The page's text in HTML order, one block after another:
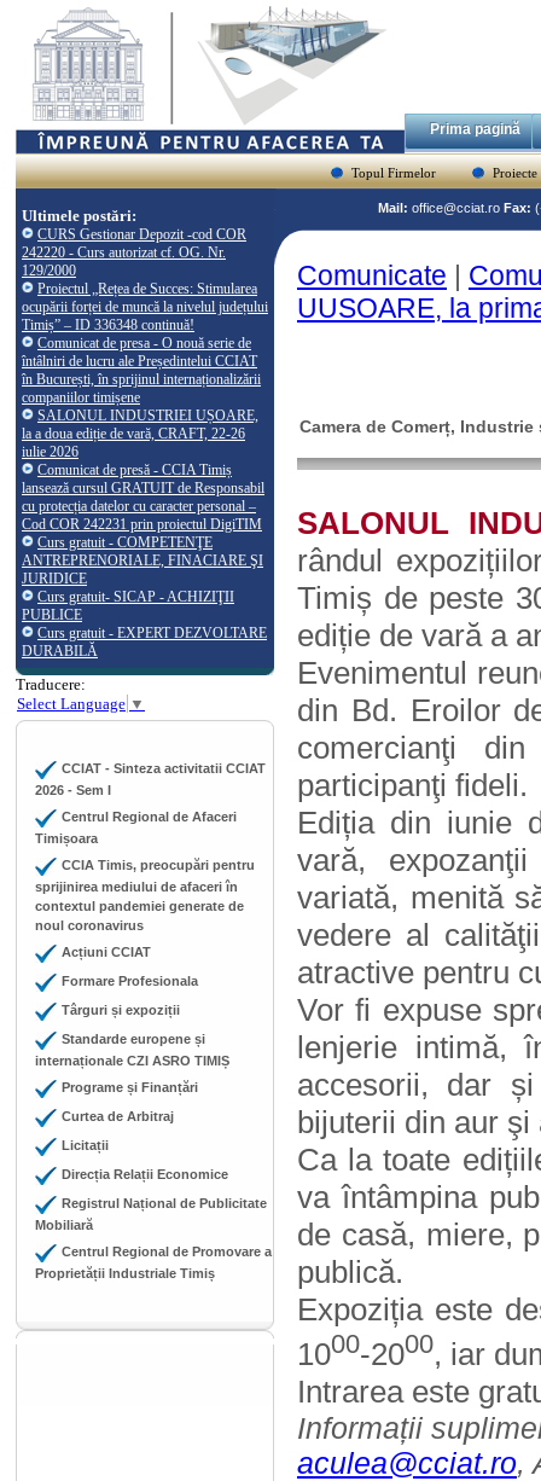
Prima pagină
Topul Firmelor Proiecte
Ultimele postări:
CURS Gestionar Depozit -cod COR
242220 - Curs autorizat cf. OG. Nr.
129/2000
Proiectul „Rețea de Succes: Stimularea
ocupării forței de muncă la nivelul județului
Timiș” – ID 336348 continuă!
Comunicat de presa - O nouă serie de
întâlniri de lucru ale Președintelui CCIAT
în București, în sprijinul internaționalizării
companiilor timișene
SALONUL INDUSTRIEI UȘOARE,
la a doua ediție de vară, CRAFT, 22-26
iulie 2026
Comunicat de presă - CCIA Timiș
lansează cursul GRATUIT de Responsabil
cu protecția datelor cu caracter personal –
Cod COR 242231 prin proiectul DigiTIM
Curs gratuit - COMPETENŢE
ANTREPRENORIALE, FINACIARE ŞI
JURIDICE
Curs gratuit- SICAP - ACHIZIŢII
PUBLICE
Curs gratuit - EXPERT DEZVOLTARE
DURABILĂ
Traducere:
Select Language ▼
CCIAT - Sinteza activitatii CCIAT
2026 - Sem I
Centrul Regional de Afaceri
Timișoara
CCIA Timis, preocupări pentru
sprijinirea mediului de afaceri în
contextul pandemiei generate de
noul coronavirus
Acțiuni CCIAT
Formare Profesionala
Târguri și expoziții
Standarde europene și
internaționale CZI ASRO TIMIȘ
Programe și Finanțări
Curtea de Arbitraj
Licitații
Direcția Relații Economice
Registrul Național de Publicitate
Mobiliară
Centrul Regional de Promovare a
Proprietății Industriale Timiș
Mail: office@cciat.ro Fax:
Comunicate |
UUSOARE, la
Camera de Comerț,
SALONUL
rândul
Timiș de peste
ediție de vară a
Evenimentul
din Bd. Eroilor
comercianţi
participanţi fideli.
Ediția din iunie
vară,
variată, menită
vedere al
atractive pentru
Vor fi expuse
lenjerie intimă,
accesorii, dar
bijuterii din aur
Ca la toate
va întâmpina
de casă, miere,
publică.
Expoziția este
1000-2000, iar
Intrarea este
Informații
aculea@cciat.ro,